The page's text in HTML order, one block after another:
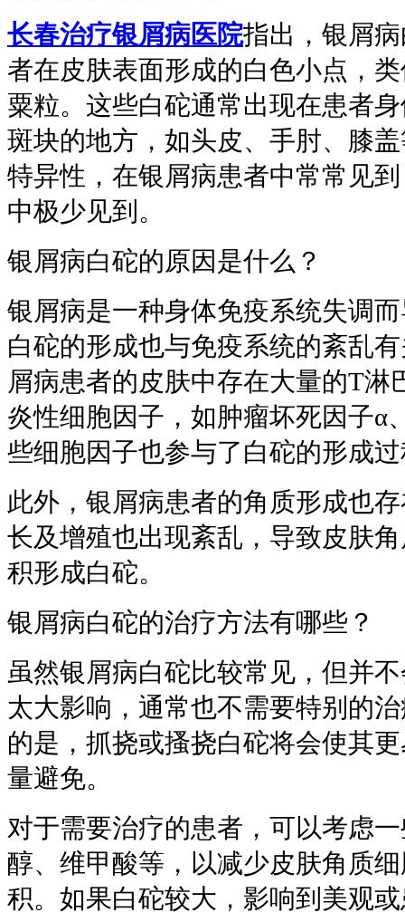
长春治疗银屑病医院指出，银屑
者在皮肤表面形成的白色小点，
粟粒。这些白砣通常出现在患者
斑块的地方，如头皮、手肘、膝
特异性，在银屑病患者中常常见
中极少见到。
银屑病白砣的原因是什么？
银屑病是一种身体免疫系统失调
白砣的形成也与免疫系统的紊乱
屑病患者的皮肤中存在大量的T淋
炎性细胞因子，如肿瘤坏死因子α
些细胞因子也参与了白砣的形成
此外，银屑病患者的角质形成也
长及增殖也出现紊乱，导致皮肤
积形成白砣。
银屑病白砣的治疗方法有哪些？
虽然银屑病白砣比较常见，但并
太大影响，通常也不需要特别的
的是，抓挠或搔挠白砣将会使其
量避免。
对于需要治疗的患者，可以考虑
醇、维甲酸等，以减少皮肤角质
积。如果白砣较大，影响到美观